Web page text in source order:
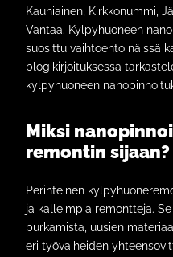
Kauniainen, Kirkkonummi,
Vantaa. Kylpyhuoneen
suosittu vaihtoehto näissä
blogikirjoituksessa
kylpyhuoneen
Miksi
remontin sijaan?
Perinteinen
ja kalleimpia remontteja.
purkamista, uusien
eri työvaiheiden